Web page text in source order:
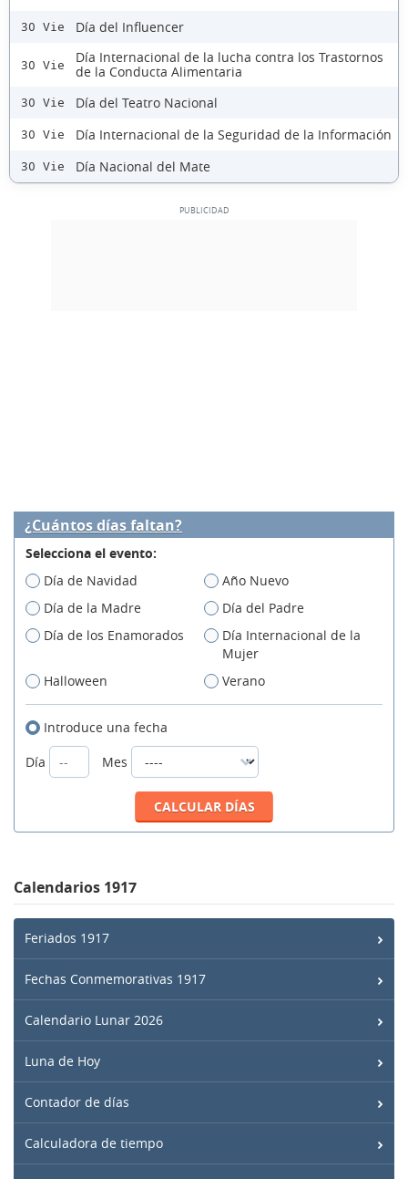
30 Vie Día del Influencer
30 Vie
Día Internacional de la lucha contra los Trastornos
de la Conducta Alimentaria
30 Vie Día del Teatro Nacional
30 Vie Día Internacional de la Seguridad de la Información
30 Vie Día Nacional del Mate
¿Cuántos días faltan?
Selecciona el evento:
Día de Navidad
Año Nuevo
Día de la Madre
Día del Padre
Día de los Enamorados
Día Internacional de la
Mujer
Halloween
Verano
Introduce una fecha
Día
Mes
Calendarios 1917
Feriados 1917
Fechas Conmemorativas 1917
Calendario Lunar 2026
Luna de Hoy
Contador de días
Calculadora de tiempo